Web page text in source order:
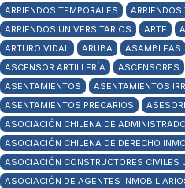
ARRIENDOS TEMPORALES
ARRIENDOS
ARRIENDOS UNIVERSITARIOS
ARTE
ARTURO VIDAL
ARUBA ASAMBLEAS
ASCENSOR ARTILLERÍA
ASCENSORES
ASENTAMIENTOS
ASENTAMIENTOS
ASENTAMIENTOS PRECARIOS
ASOCIACIÓN CHILENA DE
ASOCIACIÓN CHILENA DE DERECHO
ASOCIACIÓN CONSTRUCTORES CIVILES
ASOCIACIÓN DE AGENTES